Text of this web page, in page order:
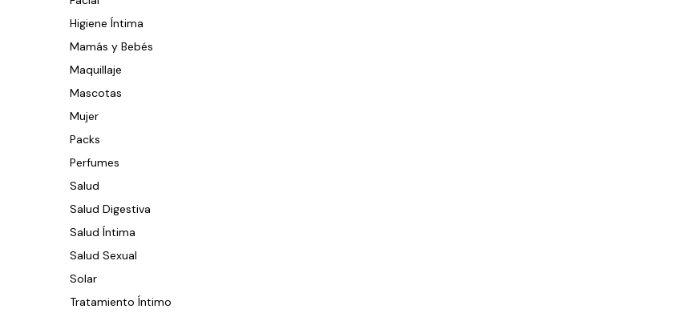
Higiene Íntima
Mamás y Bebés
Maquillaje
Mascotas
Mujer
Packs
Perfumes
Salud
Salud Digestiva
Salud Íntima
Salud Sexual
Solar
Tratamiento Íntimo